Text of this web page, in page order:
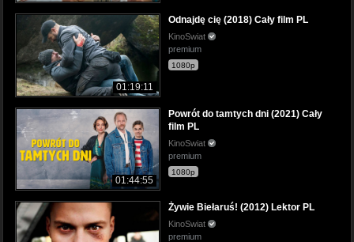
01:19:11
Odnajdę cię (2018) Cały film PL
KinoSwiat
premium
1080p
01:44:55
Powrót do tamtych dni (2021) Cały
film PL
KinoSwiat
premium
1080p
Żywie Biełaruś! (2012) Lektor PL
KinoSwiat
premium